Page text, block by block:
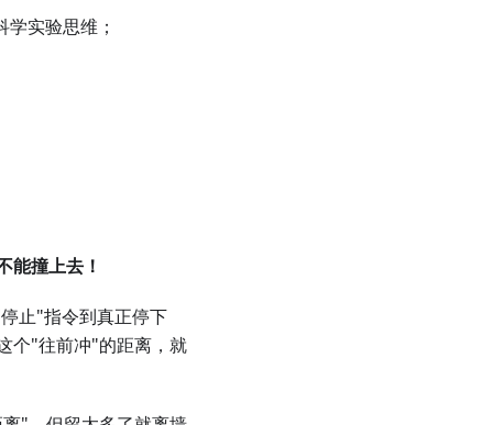
实验思维；
能撞上去！
止"指令到真正停下
个"往前冲"的距离，就